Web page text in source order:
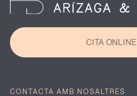
CITA ONLINE
CONTACTA AMB NOSALTRES